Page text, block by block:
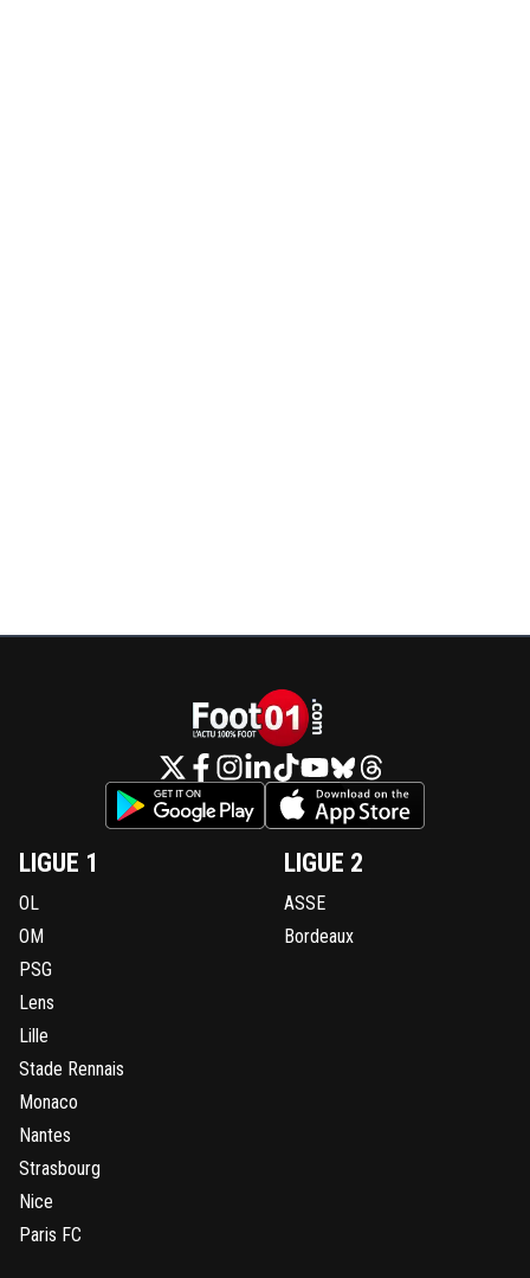
LIGUE 1
OL
OM
PSG
Lens
Lille
Stade Rennais
Monaco
Nantes
Strasbourg
Nice
Paris FC
LIGUE 2
ASSE
Bordeaux